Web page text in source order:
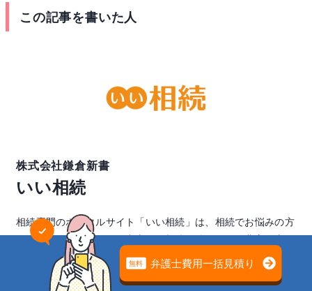
生前贈与の問題は 専門家の無料相談でスッキリ解決
この記事を書いた人
株式会社鎌倉新書
いい相続
相続専門のポータルサイト「いい相続」は、相続でお悩みの方
に、全国の税理士・行政書士など相続に強い、経験豊富な専門
家をお引き合わせするサービスです。
「遺産相続弁護士ガイド」では、遺産分割や相続手続に関する